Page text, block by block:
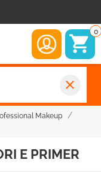
0
close
Makeup
E PRIMER